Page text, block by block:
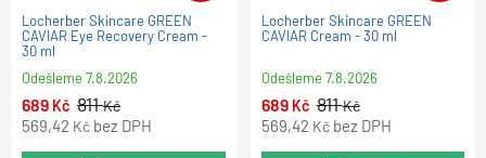
Locherber Skincare GREEN
CAVIAR Eye Recovery Cream -
30 ml
Odešleme7.8.2026
689 Kč 811Kč
569,42 Kč bez DPH
Locherber Skincare GREEN
CAVIAR Cream - 30 ml
Odešleme7.8.2026
689 Kč 811Kč
569,42 Kč bez DPH